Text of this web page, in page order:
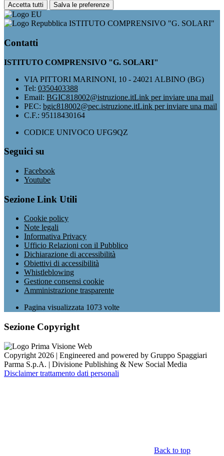
Accetta tutti Salva le preferenze
ISTITUTO COMPRENSIVO "G. SOLARI"
Contatti
ISTITUTO COMPRENSIVO "G. SOLARI"
VIA PITTORI MARINONI, 10 - 24021 ALBINO (BG)
Tel: 0350403388
Email: BGIC818002@istruzione.itLink per inviare una mail
PEC: bgic818002@pec.istruzione.itLink per inviare una mail
C.F.: 95118430164
CODICE UNIVOCO UFG9QZ
Seguici su
Facebook
Youtube
Sezione Link Utili
Cookie policy
Note legali
Informativa Privacy
Ufficio Relazioni con il Pubblico
Dichiarazione di accessibilità
Obiettivi di accessibilità
Whistleblowing
Gestione consensi cookie
Amministrazione trasparente
Pagina visualizzata 1073 volte
Sezione Copyright
Copyright 2026 | Engineered and powered by Gruppo Spaggiari
Parma S.p.A. | Divisione Publishing & New Social Media
Disclaimer trattamento dati personali
Back to top